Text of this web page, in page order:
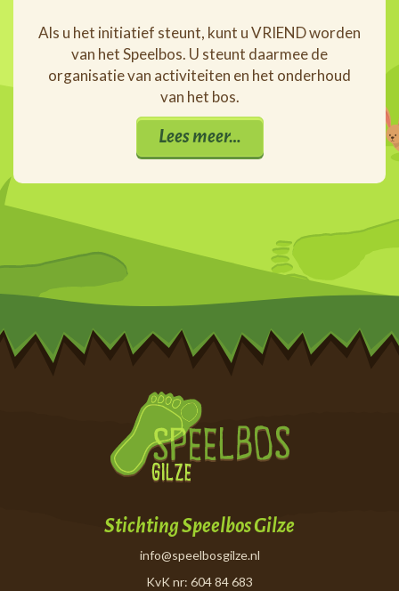
Als u het initiatief steunt, kunt u VRIEND worden
van het Speelbos. U steunt daarmee de
organisatie van activiteiten en het onderhoud
van het bos.
Lees meer…
Stichting Speelbos Gilze
info@speelbosgilze.nl
KvK nr: 604 84 683